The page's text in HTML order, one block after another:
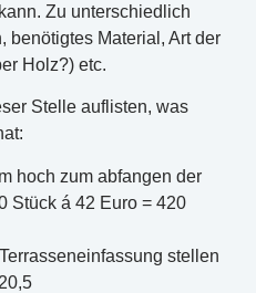
Zu unterschiedlich
benötigtes Material, Art der
Holz?) etc.
Stelle auflisten, was
hoch zum abfangen der
Stück á 42 Euro = 420
stellen